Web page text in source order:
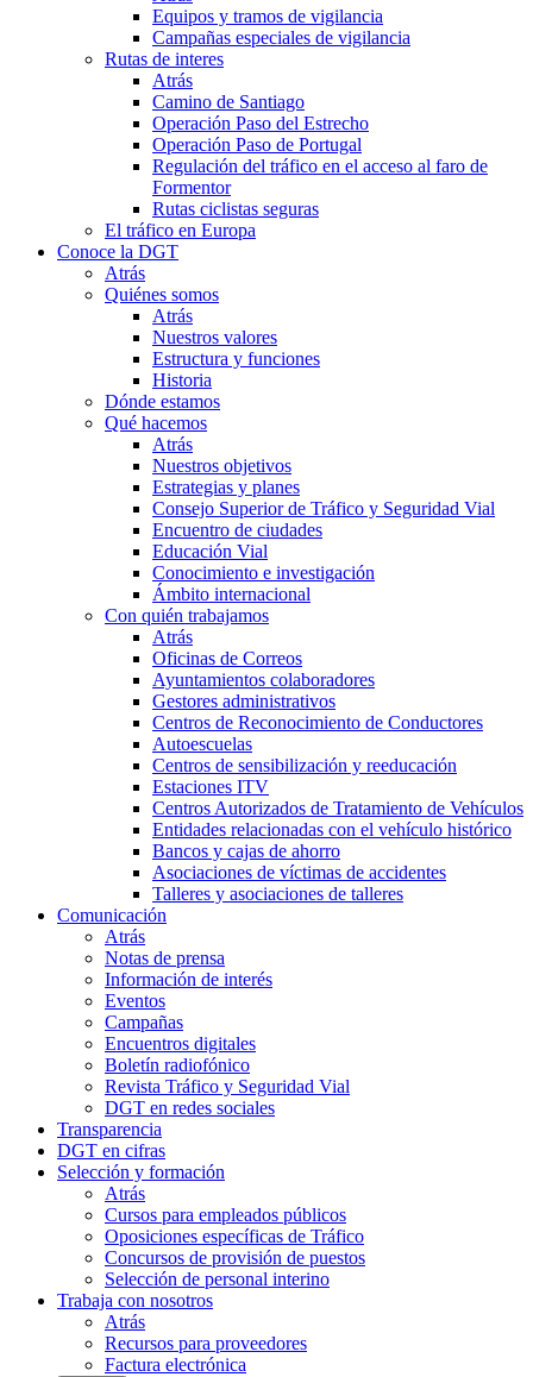
Equipos y tramos de vigilancia
Campañas especiales de vigilancia
Rutas de interes
Atrás
Camino de Santiago
Operación Paso del Estrecho
Operación Paso de Portugal
Regulación del tráfico en el acceso al faro de
Formentor
Rutas ciclistas seguras
El tráfico en Europa
Conoce la DGT
Atrás
Quiénes somos
Atrás
Nuestros valores
Estructura y funciones
Historia
Dónde estamos
Qué hacemos
Atrás
Nuestros objetivos
Estrategias y planes
Consejo Superior de Tráfico y Seguridad Vial
Encuentro de ciudades
Educación Vial
Conocimiento e investigación
Ámbito internacional
Con quién trabajamos
Atrás
Oficinas de Correos
Ayuntamientos colaboradores
Gestores administrativos
Centros de Reconocimiento de Conductores
Autoescuelas
Centros de sensibilización y reeducación
Estaciones ITV
Centros Autorizados de Tratamiento de Vehículos
Entidades relacionadas con el vehículo histórico
Bancos y cajas de ahorro
Asociaciones de víctimas de accidentes
Talleres y asociaciones de talleres
Comunicación
Atrás
Notas de prensa
Información de interés
Eventos
Campañas
Encuentros digitales
Boletín radiofónico
Revista Tráfico y Seguridad Vial
DGT en redes sociales
Transparencia
DGT en cifras
Selección y formación
Atrás
Cursos para empleados públicos
Oposiciones específicas de Tráfico
Concursos de provisión de puestos
Selección de personal interino
Trabaja con nosotros
Atrás
Recursos para proveedores
Factura electrónica